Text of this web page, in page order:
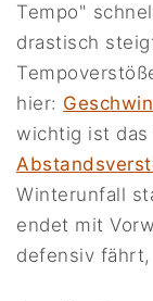
Tempo"
drastisch
hier:
wichtig ist das
Winterunfall
endet mit
defensiv fährt,